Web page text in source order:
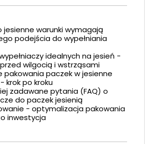
jesienne warunki wymagają
podejścia do wypełniania
idealnych na jesień -
wilgocią i wstrząsami
pakowania paczek w jesienne
krok po kroku
zadawane pytania (FAQ) o
do paczek jesienią
- optymalizacja pakowania
inwestycja